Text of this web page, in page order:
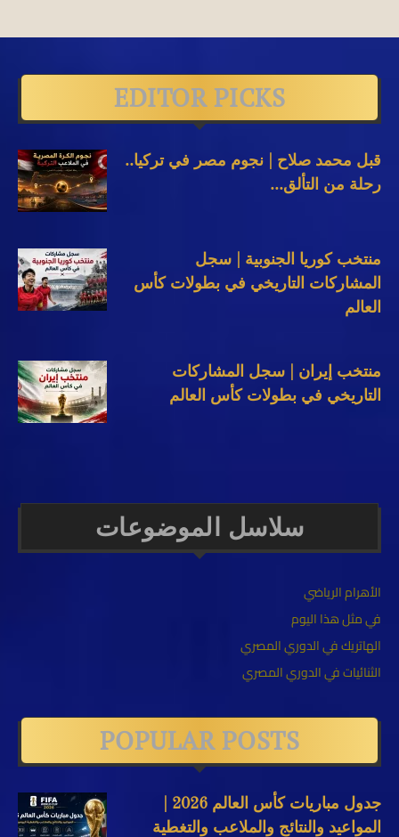
EDITOR PICKS
قبل محمد صلاح | نجوم مصر في تركيا..
رحلة من التألق...
منتخب كوريا الجنوبية | سجل
المشاركات التاريخي في بطولات كأس
العالم
منتخب إيران | سجل المشاركات
التاريخي في بطولات كأس العالم
سلاسل الموضوعات
الأهرام الرياضي
في مثل هذا اليوم
الهاتريك في الدوري المصري
الثنائيات في الدوري المصري
POPULAR POSTS
المواعيد والنتائج والملاعب والتغطية